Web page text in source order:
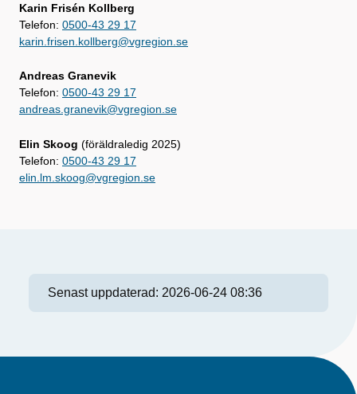
Karin Frisén Kollberg
Telefon: 0500-43 29 17
karin.frisen.kollberg@vgregion.se
Andreas Granevik
Telefon: 0500-43 29 17
andreas.granevik@vgregion.se
Elin Skoog (föräldraledig 2025)
Telefon: 0500-43 29 17
elin.lm.skoog@vgregion.se
Senast uppdaterad: 2026-06-24 08:36